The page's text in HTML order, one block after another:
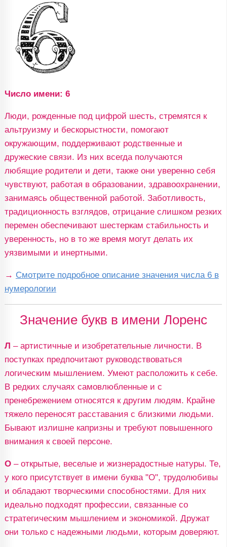
Число имени: 6
Люди, рожденные под цифрой шесть, стремятся к
альтруизму и бескорыстности, помогают
окружающим, поддерживают родственные и
дружеские связи. Из них всегда получаются
любящие родители и дети, также они уверенно себя
чувствуют, работая в образовании, здравоохранении,
занимаясь общественной работой. Заботливость,
традиционность взглядов, отрицание слишком резких
перемен обеспечивают шестеркам стабильность и
уверенность, но в то же время могут делать их
уязвимыми и инертными.
→ Смотрите подробное описание значения числа 6 в
нумерологии
Значение букв в имени Лоренс
Л – артистичные и изобретательные личности. В
поступках предпочитают руководствоваться
логическим мышлением. Умеют расположить к себе.
В редких случаях самовлюбленные и с
пренебрежением относятся к другим людям. Крайне
тяжело переносят расставания с близкими людьми.
Бывают излишне капризны и требуют повышенного
внимания к своей персоне.
О– открытые, веселые и жизнерадостные натуры. Те,
у кого присутствует в имени буква "О", трудолюбивы
и обладают творческими способностями. Для них
идеально подходят профессии, связанные со
стратегическим мышлением и экономикой. Дружат
они только с надежными людьми, которым доверяют.